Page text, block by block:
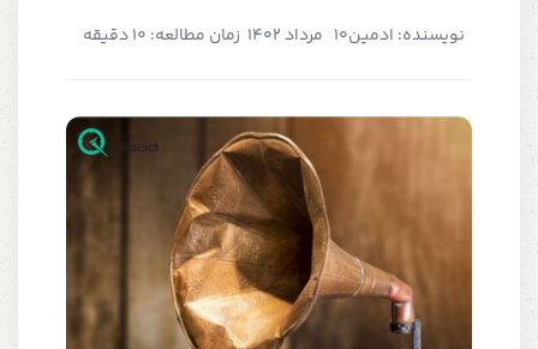
نویسنده: ادمین10 مرداد 1402 زمان مطالعه: 10 دقیقه